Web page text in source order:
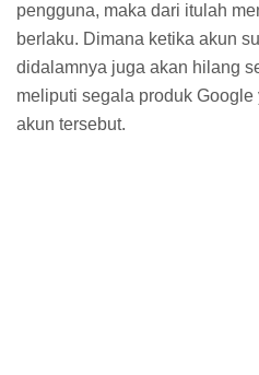
pengguna, maka dari itulah
berlaku. Dimana ketika akun
didalamnya juga akan hilang
meliputi segala produk
akun tersebut.